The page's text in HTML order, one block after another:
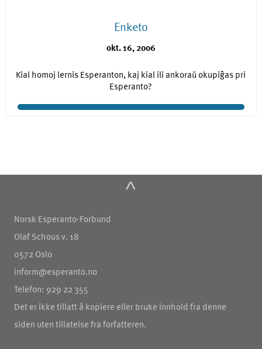
Enketo
okt. 16, 2006
Kial homoj lernis Esperanton, kaj kial ili ankoraŭ okupiĝas pri
Esperanto?
^
Norsk Esperanto-Forbund
Olaf Schous v. 18
0572 Oslo
inform@esperanto.no
Telefon: 929 22 355
Det er ikke tillatt å kopiere eller bruke innhold fra denne
siden uten tillatelse fra forfatteren.